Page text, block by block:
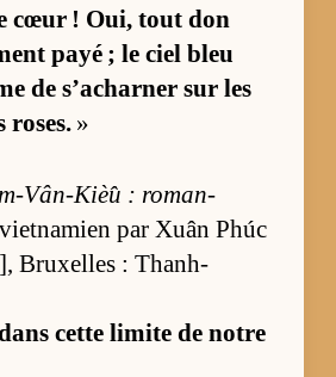
cœur ! Oui, tout don
payé ; le ciel bleu
de s’achar­ner sur les
roses. »
Vân-Kiè̂u : ro­man-
par Xuân Phúc
Bruxelles : Thanh-
cette li­mite de notre